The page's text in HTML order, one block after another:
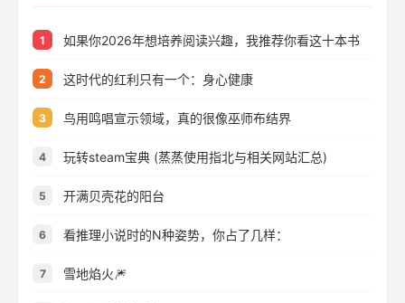
1 如果你2026年想培养阅读兴趣，我推荐你看这十本书
2 这时代的红利只有一个：身心健康
3 鸟用鸣唱宣示领域，真的很像巫师布结界
4 玩转steam宝典 (蒸蒸使用指北与相关网站汇总)
5 开满贝壳花的阳台
6 看推理小说时的N种姿势，你占了几样：
7 雪地焰火🎆